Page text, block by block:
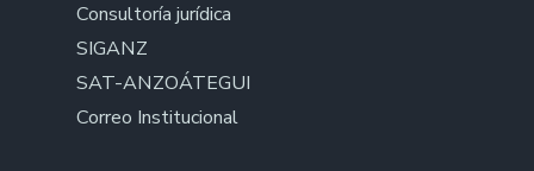
Consultoría jurídica
SIGANZ
SAT-ANZOÁTEGUI
Correo Institucional